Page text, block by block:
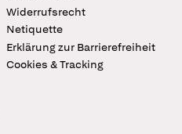
Widerrufsrecht
Netiquette
Erklärung zur Barrierefreiheit
Cookies & Tracking